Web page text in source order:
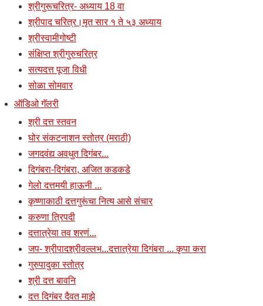
श्रीगुरूचरित्र- अध्याय 18 वा
श्रीपाद चरित्र।मृत सार १ ते ५३ अध्याय
श्रीस्वामीगोष्टी
संक्षिप्त श्रीगुरुचरित्र
सत्यदत्त पूजा विधी
सोळा सोमवार
ऑडिओ गॅलरी
श्री दत्त स्तवन
घोर संकटनाशन स्तोत्र (मराठी)
जगदवंद्य अवधुत दिगंबर...
दिगंबरा-दिगंबरा, अजित कडकडे
गेलो दत्तमयी हाऊनी ...
कृष्णाकाठी दत्तगुरूंचा नित्य आसे संचार
करुणा त्रिपदी
दत्तात्रेया तव शरणं...
जप- श्रीपादश्रीवल्लभ...दत्तात्रेया दिगंबरा ... कृपा करा
गुरुपादुका स्तोत्र
श्री दत्त बावनि
दत्त दिगंबर दैवत माझे